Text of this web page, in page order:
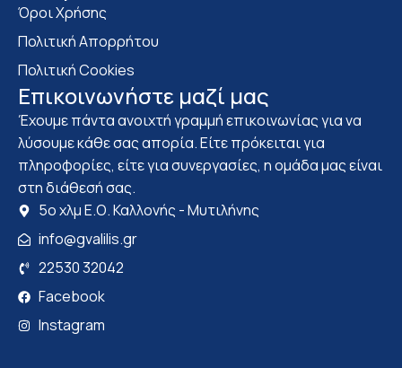
Όροι Χρήσης
Πολιτική Απορρήτου
Πολιτική Cookies
Επικοινωνήστε μαζί μας
Έχουμε πάντα ανοιχτή γραμμή επικοινωνίας για να
λύσουμε κάθε σας απορία. Είτε πρόκειται για
πληροφορίες, είτε για συνεργασίες, η ομάδα μας είναι
στη διάθεσή σας.
5ο χλμ Ε.Ο. Καλλονής - Μυτιλήνης
info@gvalilis.gr
22530 32042
Facebook
Instagram